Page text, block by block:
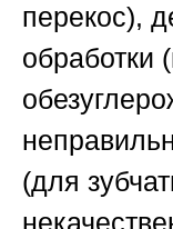
перекос),
обработки
(для